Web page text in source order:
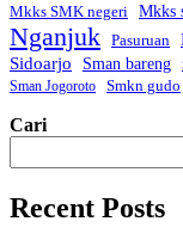
Mkks SMK negeri Mkks
Nganjuk Pasuruan
Sidoarjo Sman bareng
Sman Jogoroto
Smkn gudo
Cari
Recent Posts